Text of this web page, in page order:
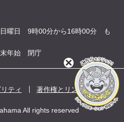
日曜日 9時00分から16時00分 も
末年始 閉庁
ティ 著作権とリンク
All rights reserved
閉